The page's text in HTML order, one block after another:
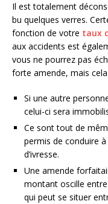
Il est totalement
bu quelques verres.
fonction de votre taux
aux accidents est
vous ne pourrez pas
forte amende, mais
Si une autre
celui-ci sera
Ce sont tout de
permis de conduire
d’ivresse.
Une amende
montant oscille
qui peut se situer